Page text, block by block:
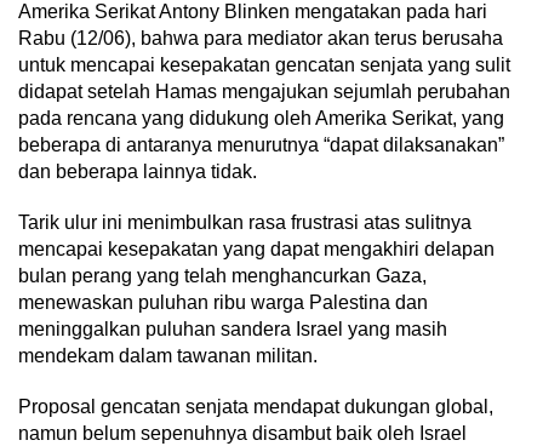
Amerika Serikat Antony Blinken mengatakan pada hari
Rabu (12/06), bahwa para mediator akan terus berusaha
untuk mencapai kesepakatan gencatan senjata yang sulit
didapat setelah Hamas mengajukan sejumlah perubahan
pada rencana yang didukung oleh Amerika Serikat, yang
beberapa di antaranya menurutnya “dapat dilaksanakan”
dan beberapa lainnya tidak.
Tarik ulur ini menimbulkan rasa frustrasi atas sulitnya
mencapai kesepakatan yang dapat mengakhiri delapan
bulan perang yang telah menghancurkan Gaza,
menewaskan puluhan ribu warga Palestina dan
meninggalkan puluhan sandera Israel yang masih
mendekam dalam tawanan militan.
Proposal gencatan senjata mendapat dukungan global,
namun belum sepenuhnya disambut baik oleh Israel